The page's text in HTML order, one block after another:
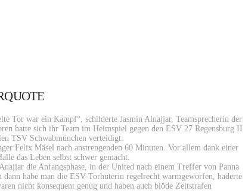
Tor war ein Kampf“, schilderte Jasmin Alnajjar, Teamsprecherin der
hatte sich ihr Team im Heimspiel gegen den ESV 27 Regensburg II
TSV Schwabmünchen verteidigt.
Felix Mäsel nach anstrengenden 60 Minuten. Vor allem dank einer
das Leben selbst schwer gemacht.
die Anfangsphase, in der United nach einem Treffer von Panna
habe man die ESV-Torhüterin regelrecht warmgeworfen, haderte
nicht konsequent genug und haben auch blöde Zeitstrafen